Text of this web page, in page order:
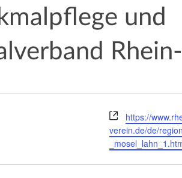
und
W
e
b
s
e
https://
verein.de/de/